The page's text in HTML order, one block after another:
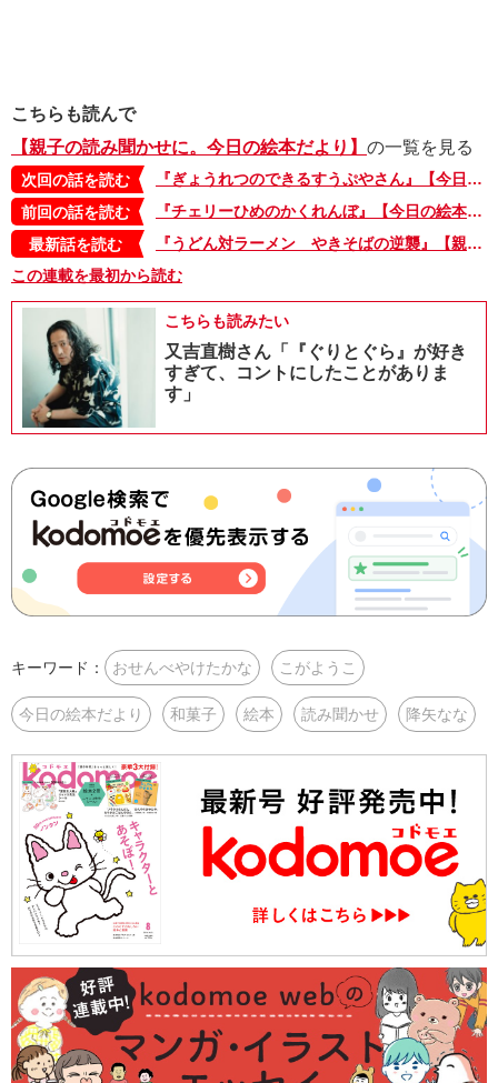
こちらも読んで
【親子の読み聞かせに。今日の絵本だより】 の一覧を見る
次回の話を読む
『ぎょうれつのできるすうぷやさん』【今日の絵本だより 第93回】
前回の話を読む
『チェリーひめのかくれんぼ』【今日の絵本だより 第91回】
最新話を読む
『うどん対ラーメン やきそばの逆襲』【親子の読み聞かせに。今日の絵本だより 第375回】
この連載を最初から読む
こちらも読みたい
又吉直樹さん「『ぐりとぐら』が好き
すぎて、コントにしたことがありま
す」
キーワード： おせんべやけたかな こがようこ
今日の絵本だより 和菓子 絵本 読み聞かせ 降矢なな